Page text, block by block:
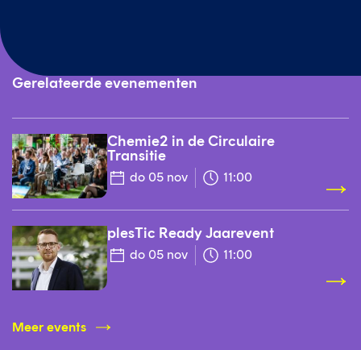
Gerelateerde evenementen
Meer events
Chemie2 in de Circulaire
Transitie
do 05 nov 11:00
plesTic Ready Jaarevent
do 05 nov 11:00